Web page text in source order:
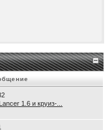
1.6 и круиз-...